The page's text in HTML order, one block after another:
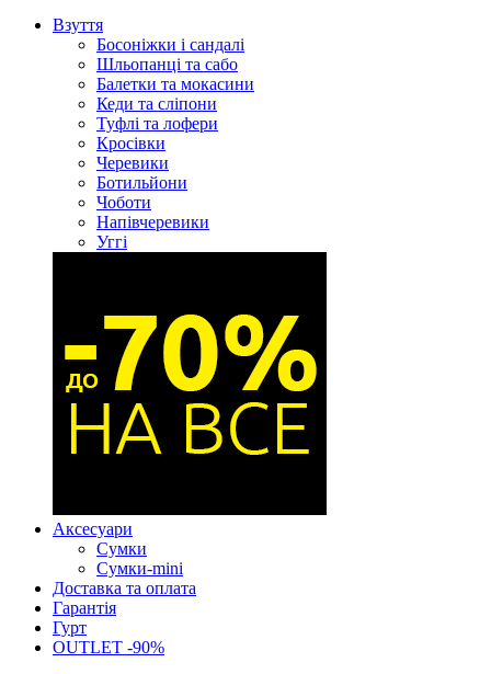
Взуття
Босоніжки і сандалі
Шльопанці та сабо
Балетки та мокасини
Кеди та сліпони
Туфлі та лофери
Кросівки
Черевики
Ботильйони
Чоботи
Напівчеревики
Уггі
Аксесуари
Сумки
Сумки-mini
Доставка та оплата
Гарантія
Гурт
OUTLET -90%